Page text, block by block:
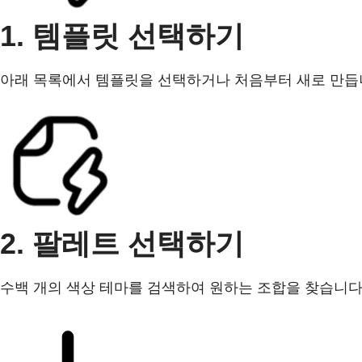
1. 템플릿 선택하기
아래 목록에서 템플릿을 선택하거나 처음부터 새로 만듭
2. 팔레트 선택하기
수백 개의 색상 테마를 검색하여 원하는 조합을 찾습니